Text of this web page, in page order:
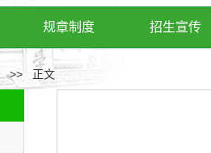
规章制度 招生宣传
>> 正文